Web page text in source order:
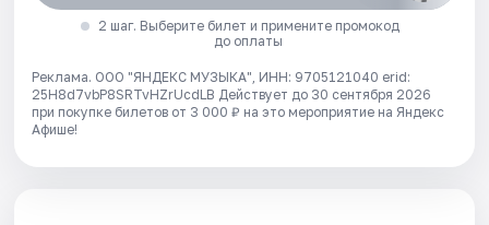
2 шаг. Выберите билет и примените промокод
до оплаты
Реклама. ООО "ЯНДЕКС МУЗЫКА", ИНН: 9705121040 erid:
25H8d7vbP8SRTvHZrUcdLB Действует до 30 сентября 2026
при покупке билетов от 3 000 ₽ на это мероприятие на Яндекс
Афише!